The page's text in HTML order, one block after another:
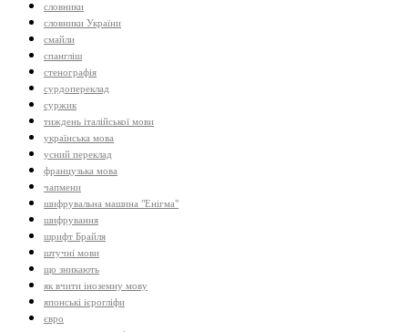
словники
словники України
смайли
спангліш
стенографія
сурдопереклад
суржик
тиждень італійської мови
українська мова
усний переклад
французька мова
чапмени
шифрувальна машина "Енігма"
шифрування
шрифт Брайля
штучні мови
що зникають
як вчити іноземну мову
японські ієрогліфи
євро